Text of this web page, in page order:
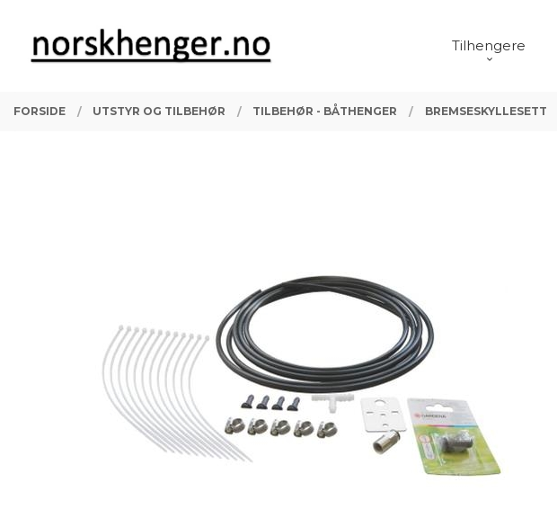
innholdet
PRODUKTER
Tilhengere
FORSIDE UTSTYR OG TILBEHØR TILBEHØR - BÅTHENGER BREMSESKYLLESETT